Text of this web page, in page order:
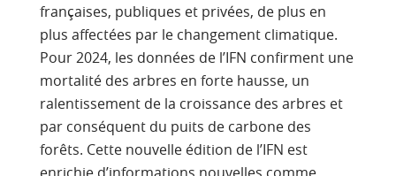
françaises, publiques et privées, de plus en
plus affectées par le changement climatique.
Pour 2024, les données de l’IFN confirment une
mortalité des arbres en forte hausse, un
ralentissement de la croissance des arbres et
par conséquent du puits de carbone des
forêts. Cette nouvelle édition de l’IFN est